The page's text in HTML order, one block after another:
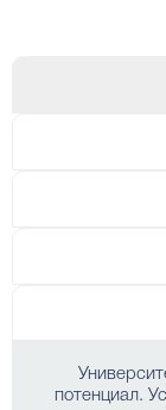
потенциал.